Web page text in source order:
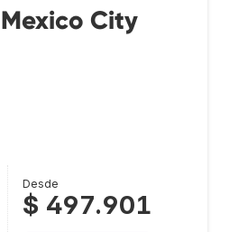
City
Desde
$ 497.901